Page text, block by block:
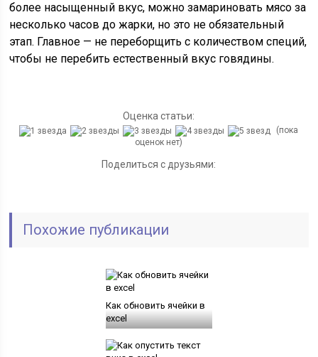
более насыщенный вкус, можно замариновать мясо за
несколько часов до жарки, но это не обязательный
этап. Главное — не переборщить с количеством специй,
чтобы не перебить естественный вкус говядины.
Оценка статьи:
(пока
оценок нет)
Поделиться с друзьями:
Похожие публикации
Как обновить ячейки в
excel